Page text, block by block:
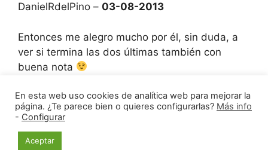
DanielRdelPino – 03-08-2013
Entonces me alegro mucho por él, sin duda, a
ver si termina las dos últimas también con
buena nota
RE: I Open Villa de Collado Villalba
En esta web uso cookies de analítica web para mejorar la
página. ¿Te parece bien o quieres configurarlas? Más info
- Configurar
Aceptar